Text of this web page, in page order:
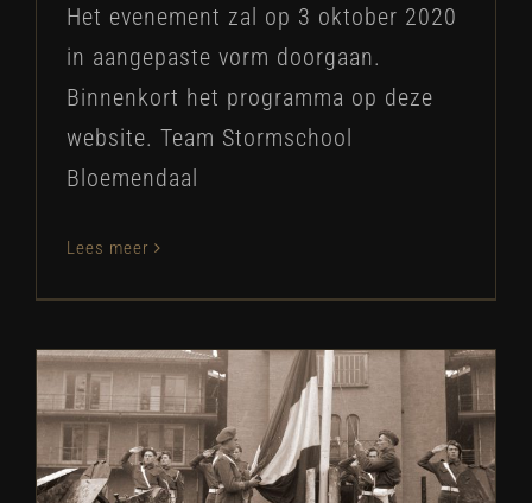
Het evenement zal op 3 oktober 2020
in aangepaste vorm doorgaan.
Binnenkort het programma op deze
website. Team Stormschool
Bloemendaal
Lees meer
De vlag wordt gestreken